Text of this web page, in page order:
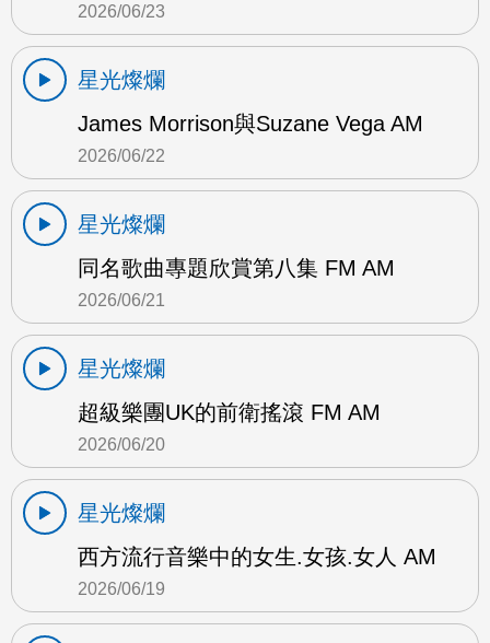
2026/06/23
星光燦爛
James Morrison與Suzane Vega AM
2026/06/22
星光燦爛
同名歌曲專題欣賞第八集 FM AM
2026/06/21
星光燦爛
超級樂團UK的前衛搖滾 FM AM
2026/06/20
星光燦爛
西方流行音樂中的女生.女孩.女人 AM
2026/06/19